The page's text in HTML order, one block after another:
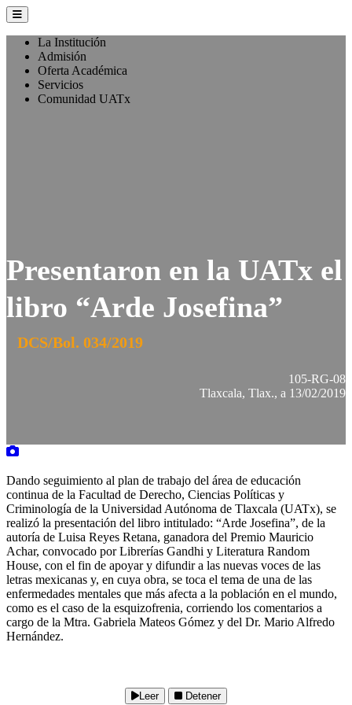
La Institución
Admisión
Oferta Académica
Servicios
Comunidad UATx
Presentaron en la UATx el
libro “Arde Josefina”
DCS/Bol. 034/2019
105-RG-08
Tlaxcala, Tlax., a 13/02/2019
Dando seguimiento al plan de trabajo del área de educación
continua de la Facultad de Derecho, Ciencias Políticas y
Criminología de la Universidad Autónoma de Tlaxcala (UATx), se
realizó la presentación del libro intitulado: “Arde Josefina”, de la
autoría de Luisa Reyes Retana, ganadora del Premio Mauricio
Achar, convocado por Librerías Gandhi y Literatura Random
House, con el fin de apoyar y difundir a las nuevas voces de las
letras mexicanas y, en cuya obra, se toca el tema de una de las
enfermedades mentales que más afecta a la población en el mundo,
como es el caso de la esquizofrenia, corriendo los comentarios a
cargo de la Mtra. Gabriela Mateos Gómez y del Dr. Mario Alfredo
Hernández.
Leer Detener